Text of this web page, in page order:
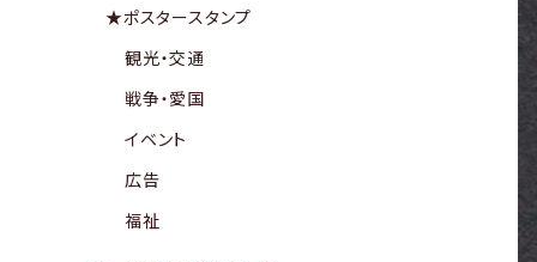
★ポスタースタンプ
観光・交通
戦争・愛国
イベント
広告
福祉